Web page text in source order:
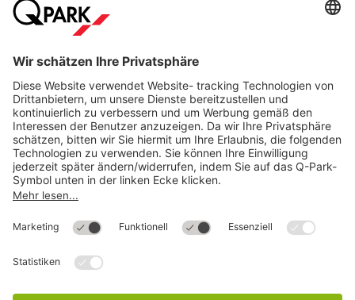
Direkt zum
Download
Cookie Informationen
©